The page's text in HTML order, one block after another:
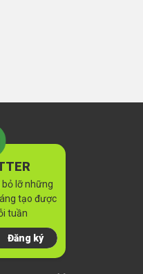
lỡ những
tạo được
tuần
Đăng ký